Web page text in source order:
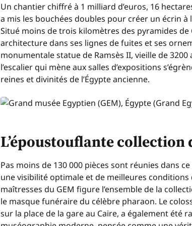
Un chantier chiffré à 1 milliard d’euros, 16
a mis les bouchées doubles pour créer un écrin
Situé moins de trois kilomètres des pyramides de
architecture dans ses lignes de fuites et ses
monumentale statue de Ramsès II, vieille de
l’escalier qui mène aux salles d’expositions
reines et divinités de l’Égypte ancienne.
L’époustouflante collection
Pas moins de 130 000 pièces sont réunies dans
une visibilité optimale et de meilleures conditions
maîtresses du GEM figure l’ensemble de la
le masque funéraire du célèbre pharaon. Le
sur la place de la gare au Caire, a également été